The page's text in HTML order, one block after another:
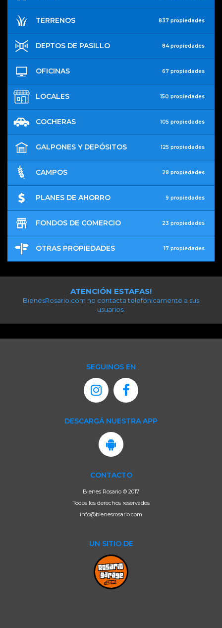
TERRENOS 837 propiedades
DEPTOS DE PASILLO 84 propiedades
OFICINAS 67 propiedades
LOCALES 150 propiedades
COCHERAS 105 propiedades
GALPONES Y DEPÓSITOS 125 propiedades
CAMPOS 28 propiedades
PLANES DE AHORRO 9 propiedades
FONDOS DE COMERCIO 23 propiedades
OTRAS PROPIEDADES 17 propiedades
ATENCIÓN ESTAFAS!
BienesRosario.com no contacta telefónicamente a sus
usuarios.
SEGUINOS EN
DESCARGÁ NUESTRA APP
CONTACTO
Bienes Rosario © 2017
Todos los derechos reservados
info@bienesrosario.com
UN SITIO DE